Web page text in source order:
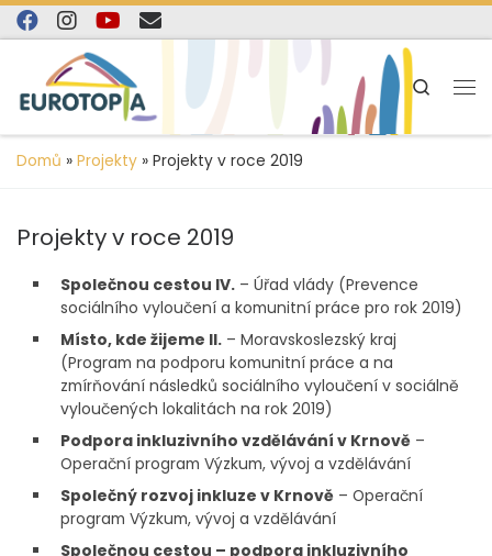
content
Skip to content
Search
Domů » Projekty » Projekty v roce 2019
Projekty v roce 2019
Společnou cestou IV. – Úřad vlády (Prevence
sociálního vyloučení a komunitní práce pro rok 2019)
Místo, kde žijeme II. – Moravskoslezský kraj
(Program na podporu komunitní práce a na
zmírňování následků sociálního vyloučení v sociálně
vyloučených lokalitách na rok 2019)
Podpora inkluzivního vzdělávání v Krnově –
Operační program Výzkum, vývoj a vzdělávání
Společný rozvoj inkluze v Krnově – Operační
program Výzkum, vývoj a vzdělávání
Společnou cestou – podpora inkluzivního